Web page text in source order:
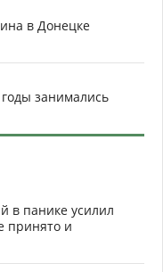
в Донецке
занимались
в панике усилил
принято и